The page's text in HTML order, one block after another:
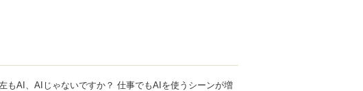
もAI、AIじゃないですか？ 仕事でもAIを使うシーンが増